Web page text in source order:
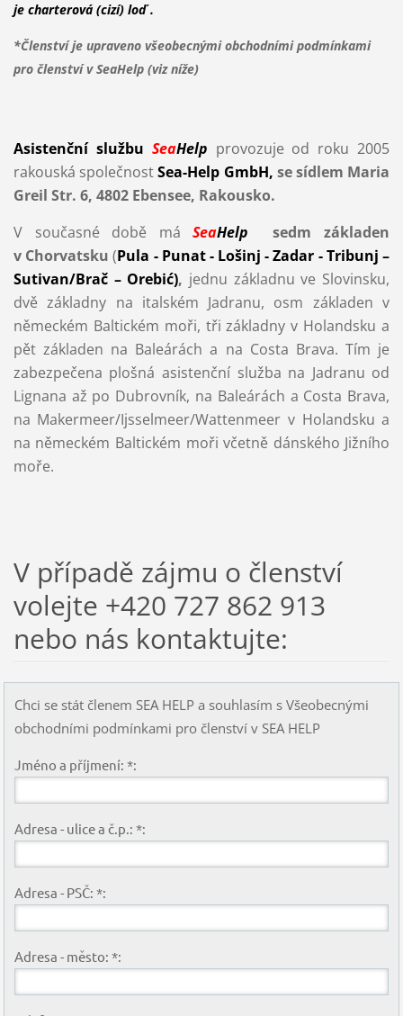
je charterová (cizí) loď .
*Členství je upraveno všeobecnými obchodními podmínkami
pro členství v SeaHelp (viz níže)
Asistenční službu SeaHelp provozuje od roku 2005
rakouská společnostSea-Help GmbH, se sídlem Maria
Greil Str. 6, 4802 Ebensee, Rakousko.
V současné době máSeaHelpsedm základen
v Chorvatsku(Pula - Punat - Lošinj - Zadar - Tribunj –
Sutivan/Brač – Orebić), jednu základnu ve Slovinsku,
dvě základny na italském Jadranu, osm základen v
německém Baltickém moři, tři základny v Holandsku a
pět základen na Baleárách a na Costa Brava. Tím je
zabezpečena plošná asistenční služba na Jadranu od
Lignana až po Dubrovník, na Baleárách a Costa Brava,
na Makermeer/Ijsselmeer/Wattenmeer v Holandsku a
na německém Baltickém moři včetně dánského Jižního
moře.
V případě zájmu o členství
volejte +420 727 862 913
nebo nás kontaktujte:
Chci se stát členem SEA HELP a souhlasím s Všeobecnými
obchodními podmínkami pro členství v SEA HELP
Jméno a příjmení: *:
Adresa - ulice a č.p.: *:
Adresa - PSČ: *:
Adresa - město: *: